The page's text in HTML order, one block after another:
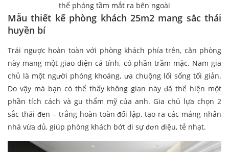
thể phóng tầm mắt ra bên ngoài
Mẫu thiết kế phòng khách 25m2 mang sắc thái
huyền bí
Trái ngược hoàn toàn với phòng khách phía trên, căn phòng
này mang một giao diện cá tính, có phần trầm mặc. Nam gia
chủ là một người phóng khoáng, ưa chuộng lối sống tối giản.
Do vậy mà bạn có thể thấy không gian này đã thể hiện một
phần tích cách và gu thẩm mỹ của anh. Gia chủ lựa chọn 2
sắc thái đen – trắng hoàn toàn đối lập, tạo ra các mảng nhấn
nhá vừa đủ, giúp phòng khách bớt đi sự đơn điệu, tẻ nhạt.